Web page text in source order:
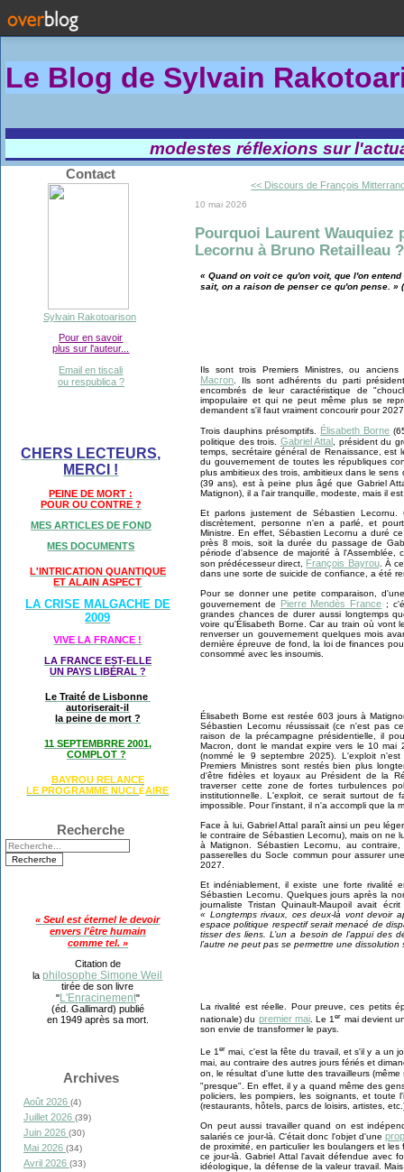
Le Blog de Sylvain Rakotoa
modestes réflexions sur
Contact
Sylvain Rakotoarison
Pour en savoir
plus sur l'auteur...
Email en tiscali
ou respublica ?
CHERS LECTEURS,
MERCI !
PEINE DE MORT :
POUR OU CONTRE ?
MES ARTICLES DE FOND
MES DOCUMENTS
L'INTRICATION QUANTIQUE
ET ALAIN ASPECT
LA CRISE MALGACHE DE
2009
VIVE LA FRANCE !
LA FRANCE EST-ELLE
UN PAYS LIBÉRAL ?
Le Traité de Lisbonne
autoriserait-il
la peine de mort ?
11 SEPTEMBRRE 2001,
COMPLOT ?
BAYROU RELANCE
LE PROGRAMME NUCLÉAIRE
Recherche
« Seul est éternel le devoir
envers l'être humain
comme tel. »
Citation de
laphilosophe Simone Weil
tirée de son livre
"L'Enracinement"
(éd. Gallimard) publié
en 1949 après sa mort.
Archives
Août 2026 (4)
Juillet 2026 (39)
Juin 2026 (30)
Mai 2026 (34)
Avril 2026 (33)
<< Discours de François
10 mai 2026
Pourquoi Laurent Wauquiez
Lecornu à Bruno Retailleau ?
« Quand on voit ce qu'on voit, que l'on
sait, on a raison de penser ce qu'on pense. » (
Ils sont trois Premiers Ministres, ou
Macron . Ils sont adhérents du parti
encombrés de leur caractéristique de
impopulaire et qui ne peut même plus se
demandent s'il faut vraiment concourir pour
Trois dauphins présomptifs. Élisabeth Borne
politique des trois. Gabriel Attal , président du
temps, secrétaire général de Renaissance,
du gouvernement de toutes les républiques
plus ambitieux des trois, ambitieux dans le
(39 ans), est à peine plus âgé que Gabriel
Matignon), il a l'air tranquille, modeste, mais il
Et parlons justement de Sébastien
discrètement, personne n'en a parlé, et
Ministre. En effet, Sébastien Lecornu a duré
près 8 mois, soit la durée du passage de
période d'absence de majorité à l'Assemblée,
son prédécesseur direct, François Bayrou. À
dans une sorte de suicide de confiance, a été
Pour se donner une petite comparaison,
gouvernement de
Pierre Mendès France ;
grandes chances de durer aussi longtemps
voire qu'Élisabeth Borne. Car au train où vont
renverser un gouvernement quelques mois
dernière épreuve de fond, la loi de finances
consommé avec les insoumis.
Élisabeth Borne est restée 603 jours à
Sébastien Lecornu réussissait (ce n'est pas
raison de la précampagne présidentielle, il
Macron, dont le mandat expire vers le 10
(nommé le 9 septembre 2025). L'exploit
Premiers Ministres sont restés bien plus
d'être fidèles et loyaux au Président de la
traverser cette zone de fortes turbulences
institutionnelle. L'exploit, ce serait surtout de
impossible. Pour l'instant, il n'a accompli que la
Face à lui, Gabriel Attal paraît ainsi un peu
le contraire de Sébastien Lecornu), mais on ne
à Matignon. Sébastien Lecornu, au
passerelles du Socle commun pour assurer
2027.
Et indéniablement, il existe une forte rivalité
Sébastien Lecornu. Quelques jours après la
journaliste Tristan Quinault-Maupoil avait
« Longtemps rivaux, ces deux-là vont devoir
espace politique respectif serait menacé de
tisser des liens. L’un a besoin de l’appui des
l’autre ne peut pas se permettre une
La rivalité est réelle. Pour preuve, ces petits
nationale) du premier mai. Le 1er mai devient
son envie de transformer le pays.
Le 1er mai, c'est la fête du travail, et s'il y a un
mai, au contraire des autres jours fériés et
on, le résultat d'une lutte des travailleurs
"presque". En effet, il y a quand même des
policiers, les pompiers, les soignants, et toute
(restaurants, hôtels, parcs de loisirs, artistes,
On peut aussi travailler quand on est
salariés ce jour-là. C'était donc l'objet d'une
de proximité, en particulier les boulangers et
ce jour-là. Gabriel Attal l'avait défendue avec
idéologique, la défense de la valeur travail.